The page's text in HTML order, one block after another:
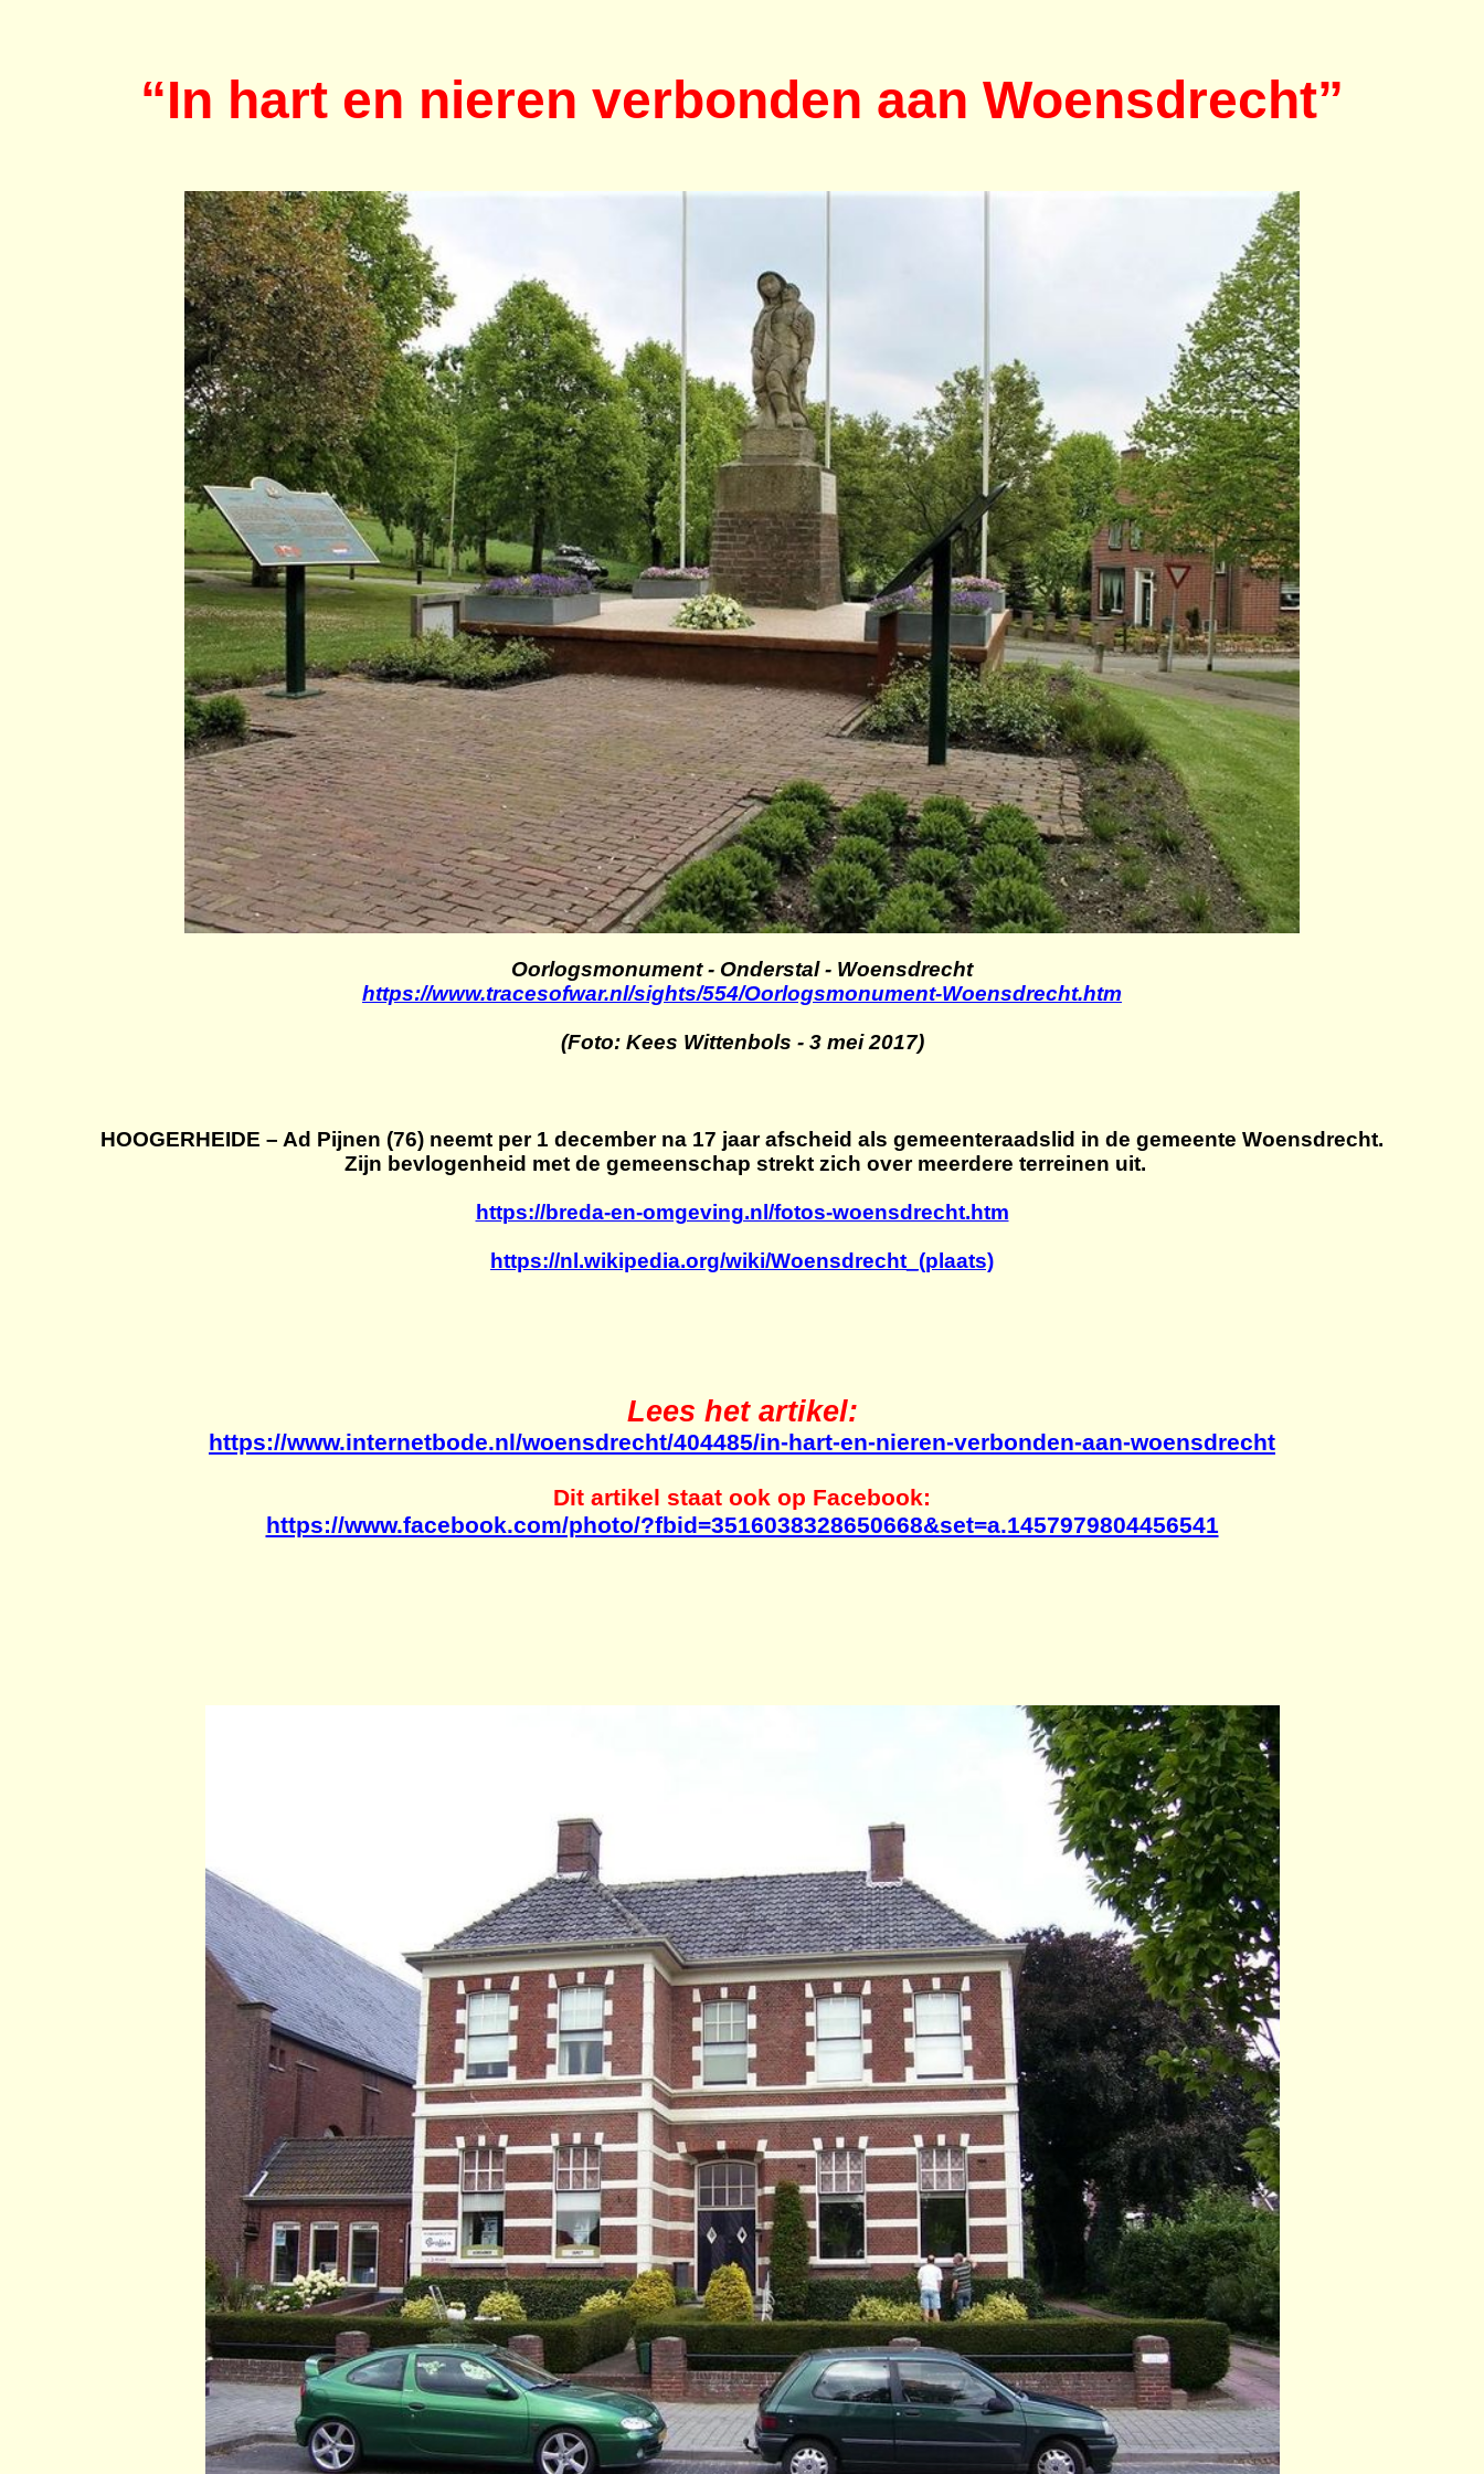
“In hart en nieren verbonden aan Woensdrecht”
Oorlogsmonument - Onderstal - Woensdrecht
https://www.tracesofwar.nl/sights/554/Oorlogsmonument-Woensdrecht.htm
(Foto: Kees Wittenbols - 3 mei 2017)
HOOGERHEIDE – Ad Pijnen (76) neemt per 1 december na 17 jaar afscheid als gemeenteraadslid in de gemeente Woensdrecht.
Zijn bevlogenheid met de gemeenschap strekt zich over meerdere terreinen uit.
https://breda-en-omgeving.nl/fotos-woensdrecht.htm
https://nl.wikipedia.org/wiki/Woensdrecht_(plaats)
Lees het artikel:
https://www.internetbode.nl/woensdrecht/404485/in-hart-en-nieren-verbonden-aan-woensdrecht
Dit artikel staat ook op Facebook:
https://www.facebook.com/photo/?fbid=3516038328650668&set=a.1457979804456541